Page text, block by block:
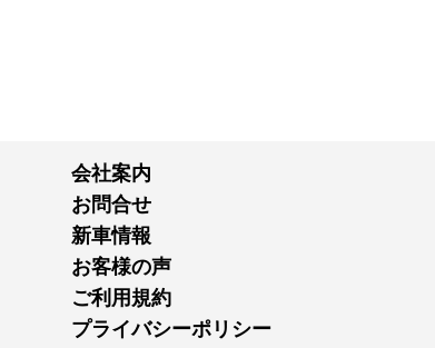
会社案内
お問合せ
新車情報
お客様の声
ご利用規約
プライバシーポリシー